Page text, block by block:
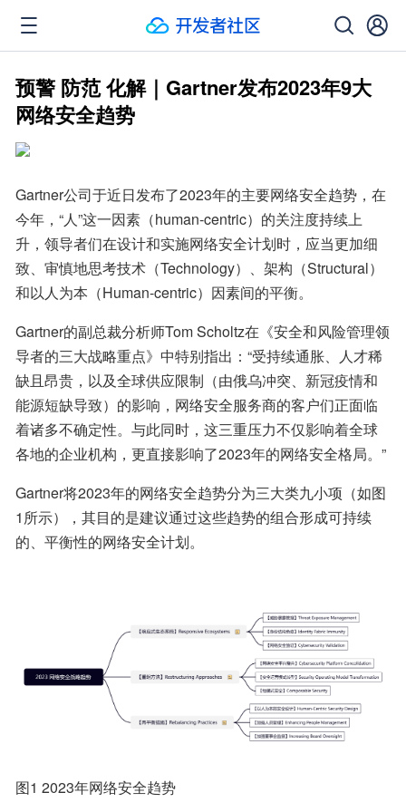
预警 防范 化解｜Gartner发布2023年9大
网络安全趋势
Gartner公司于近日发布了2023年的主要网络安全趋势，在
今年，“人”这一因素（human-centric）的关注度持续上
升，领导者们在设计和实施网络安全计划时，应当更加细
致、审慎地思考技术（Technology）、架构（Structural）
和以人为本（Human-centric）因素间的平衡。
Gartner的副总裁分析师Tom Scholtz在《安全和风险管理领
导者的三大战略重点》中特别指出：“受持续通胀、人才稀
缺且昂贵，以及全球供应限制（由俄乌冲突、新冠疫情和
能源短缺导致）的影响，网络安全服务商的客户们正面临
着诸多不确定性。与此同时，这三重压力不仅影响着全球
各地的企业机构，更直接影响了2023年的网络安全格局。”
Gartner将2023年的网络安全趋势分为三大类九小项（如图
1所示），其目的是建议通过这些趋势的组合形成可持续
的、平衡性的网络安全计划。
图1 2023年网络安全趋势